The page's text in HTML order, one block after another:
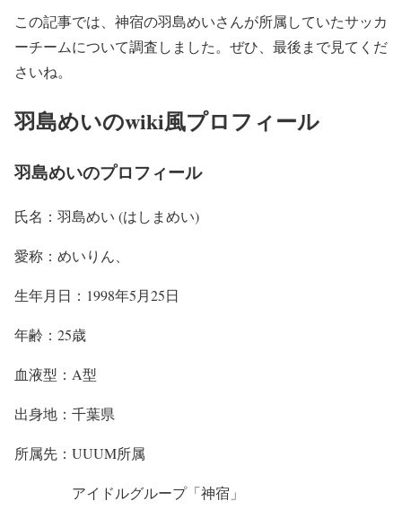
この記事では、神宿の羽島めいさんが所属していたサッカ
ーチームについて調査しました。ぜひ、最後まで見てくだ
さいね。
羽島めいのwiki風プロフィール
羽島めいのプロフィール
氏名：羽島めい (はしまめい)
愛称：めいりん、
生年月日：1998年5月25日
年齢：25歳
血液型：A型
出身地：千葉県
所属先：UUUM所属
アイドルグループ「神宿」